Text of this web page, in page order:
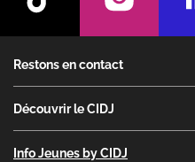
Restons en contact
Découvrir le CIDJ
Info Jeunes by CIDJ